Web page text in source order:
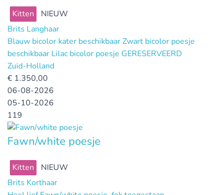
Kitten
NIEUW
Brits Langhaar
Blauw bicolor kater beschikbaar Zwart bicolor poesje
beschikbaar Lilac bicolor poesje GERESERVEERD
Zuid-Holland
€ 1.350,00
06-08-2026
05-10-2026
119
Fawn/white poesje
Kitten
NIEUW
Brits Korthaar